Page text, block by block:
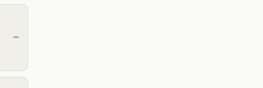
—